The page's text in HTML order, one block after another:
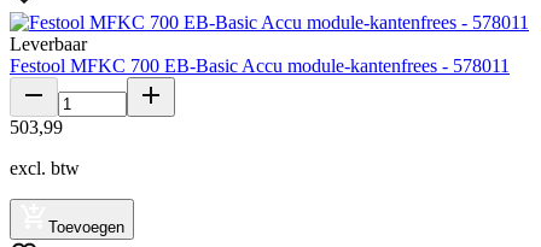
Leverbaar
Festool MFKC 700 EB-Basic Accu module-kantenfrees - 578011
503,99
excl. btw
Toevoegen